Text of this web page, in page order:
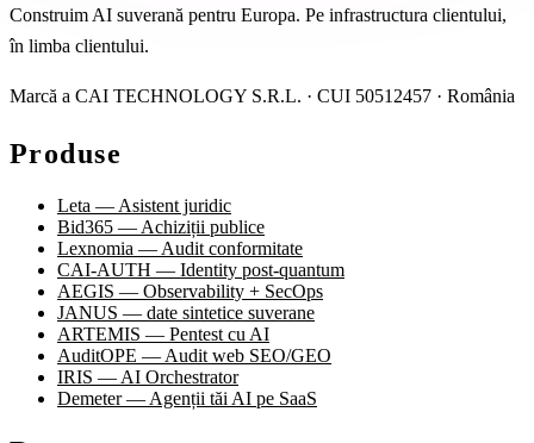
Construim AI suverană pentru Europa. Pe infrastructura clientului,
în limba clientului.
Marcă a CAI TECHNOLOGY S.R.L. · CUI 50512457 · România
Produse
Leta — Asistent juridic
Bid365 — Achiziții publice
Lexnomia — Audit conformitate
CAI-AUTH — Identity post-quantum
AEGIS — Observability + SecOps
JANUS — date sintetice suverane
ARTEMIS — Pentest cu AI
AuditOPE — Audit web SEO/GEO
IRIS — AI Orchestrator
Demeter — Agenții tăi AI pe SaaS